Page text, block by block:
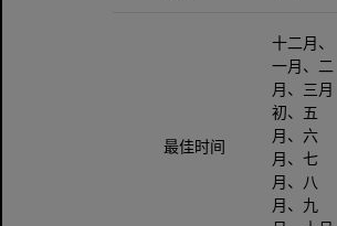
最佳时间
十二月、
一月、二
月、三月
初、五
月、六
月、七
月、八
月、九